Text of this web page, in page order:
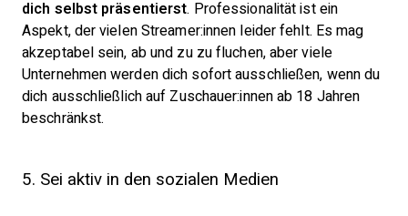
dich selbst präsentierst. Professionalität ist ein
Aspekt, der vielen Streamer:innen leider fehlt. Es mag
akzeptabel sein, ab und zu zu fluchen, aber viele
Unternehmen werden dich sofort ausschließen, wenn du
dich ausschließlich auf Zuschauer:innen ab 18 Jahren
beschränkst.
5. Sei aktiv in den sozialen Medien